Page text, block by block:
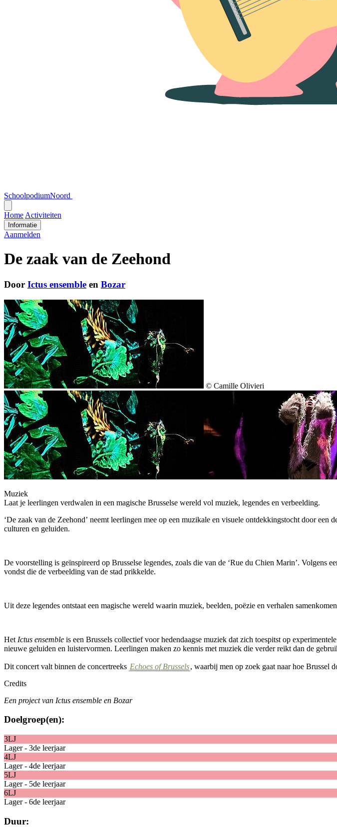
SchoolpodiumNoord
menu
Home Activiteiten
Informatie
Aanmelden
De zaak van de Zeehond
Door Ictus ensemble en Bozar
© Camille Olivieri
Muziek
Laat je leerlingen verdwalen in een magische Brusselse wereld vol muziek, legendes en verbeelding.
‘De zaak van de Zeehond’ neemt leerlingen mee op een muzikale en visuele ontdekkingstocht door
culturen en geluiden.
De voorstelling is geïnspireerd op Brusselse legendes, zoals die van de ‘Rue du Chien Marin’. Volgens
vondst die de verbeelding van de stad prikkelde.
Uit deze legendes ontstaat een magische wereld waarin muziek, beelden, poëzie en verhalen
Het Ictus ensemble is een Brussels collectief voor hedendaagse muziek dat zich toespitst op
nieuwe geluiden en luistervormen. Leerlingen maken zo kennis met muziek die verder reikt dan de
Dit concert valt binnen de concertreeks Echoes of Brussels, waarbij men op zoek gaat naar hoe Brussel
Credits
Een project van Ictus ensemble en Bozar
Doelgroep(en):
3LJ
Lager - 3de leerjaar
4LJ
Lager - 4de leerjaar
5LJ
Lager - 5de leerjaar
6LJ
Lager - 6de leerjaar
Duur: